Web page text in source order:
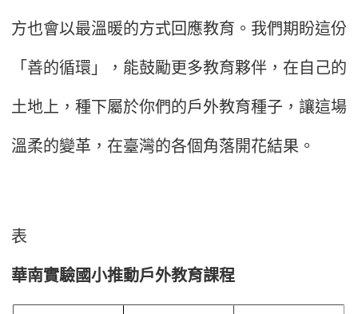
方也會以最溫暖的方式回應教育。我們期盼這份
「善的循環」，能鼓勵更多教育夥伴，在自己的
土地上，種下屬於你們的戶外教育種子，讓這場
溫柔的變革，在臺灣的各個角落開花結果。
表
華南實驗國小推動戶外教育課程